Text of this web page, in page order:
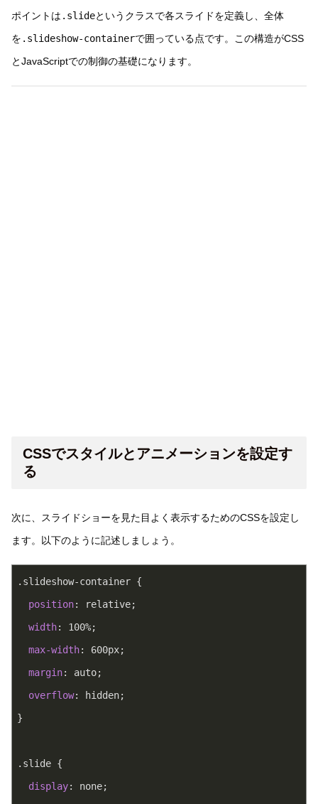
ポイントは .slideというクラスで各スライドを定義し、全体
を .slideshow-containerで囲っている点です。この構造がCSS
とJavaScriptでの制御の基礎になります。
CSSでスタイルとアニメーションを設定す
る
次に、スライドショーを見た目よく表示するためのCSSを設定し
ます。以下のように記述しましょう。
.slideshow-container {
position: relative;
width: 100%;
max-width: 600px;
margin: auto;
overflow: hidden;
}
.slide {
display: none;